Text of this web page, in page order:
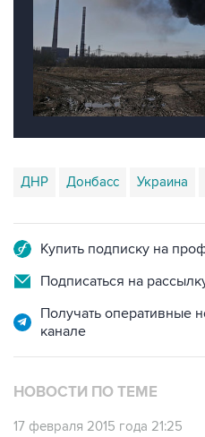
ДНР Донбасс Украина
Купить подписку на
Подписаться на
Получать оперативные
канале
НОВОСТИ ПО ТЕМЕ
17 февраля 2015 года 21:25